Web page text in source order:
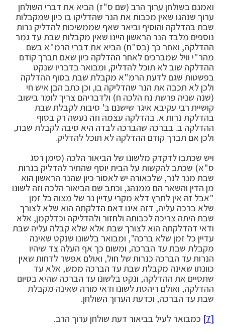
ואמנם בשולחן ערוך הרב (שם ס"ז) הביא את דברי השולחן
ערוך שנהגו שאין מכבות את הנר שהדליקו בו כיון שמקבלות
שבת בהדלקה והוסיף וביאר שאף שממשיכות להדליק נרות
נוספים מלבד הנר הראשון היינו שאין מקבלות שבת עד גמר
ההדלקה, ואחר כך (בס"ח) הביא את דברי הרמ"א בשם
מהר"י וויל שמברכים לאחר ההדלקה כיון שאם תברך קודם
ההדלקה שוב לא תוכל להדליק, ומבואר בדבריו שנקט
בפשטות שגם לדעת הרמ"א מקבלת שבת בסוף ההדלקה
ולכן לא תכבה את הנר שהדליקה בו, וכן כתב הבן איש חי
(שנה שניה פרשת נח הלכה ח) ולדבריהם צריך לומר בישוב
קושיית רבי עקיבא איגר שישנם ב' סיבות לקבלת שבת
בהדלקת נרות א. בהדלקה עצמה וזה נעשה רק בסוף
ההדלקה ב. בברכה שהברכה לבדה היא סיבה לקבלת שבת,
ולכן אם תברך קודם ההדלקה לא תוכל להדליק.
ויש שכתבו לדקדק מלשונו של הביאור הלכה (סימן רסג
ס"א) שכתב להקשות על הבית יוסף שהתיר להדליק בנרות
שבת מנר לנר, שלכאורה יש לאסור כיון שהנר הראשון הוא
מן הדין והשאר הם ממנהג, וכתב שם הביאור הלכה וזה לשונו
"אבל זה אין לתרץ דלא מקרי עדיין נר של מצוה כל זמן
שלא ברכה עליה, דזה אינו דאם הדלקתה הוא שלא לצורך
שבת היתה צריכה לכבותה ולחזור ולהדליקה וכדלקמן, אלא
ודאי דהדלקתה הוא לצורך שבת אלא שלא קבלה עליה שבת
עדיין כל זמן שלא ברכה", ומבואר בלשונו שנקט שאינה
מקבלת שבת עד הברכה, ומשום כך אף העלה צד שיהיו
הנרות עד הברכה כנרות של חול, ואולם אפשר לדחות שאין
כוונתו שאינה מקבלת שבת עד הברכה ממש, אלא עד
שתסיים את ההדלקה, ונקט בלשונו עד הברכה שהיא בסיום
ההדלקה, ואולם ריהטת לשונו ודאי מורה שאינה מקבלת
שבת עד הברכה, וכדעת הערוך השולחן.
[7]
כמבואר לעיל בביאור דעת שולחן ערוך הרב.